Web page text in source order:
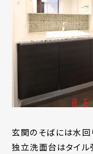
玄関のそばには水回
独立洗面台はタイル